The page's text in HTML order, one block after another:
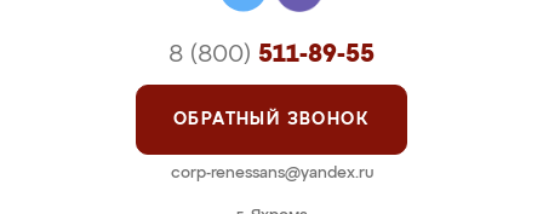
8 (800) 511-89-55
ОБРАТНЫЙ ЗВОНОК
corp-renessans@yandex.ru